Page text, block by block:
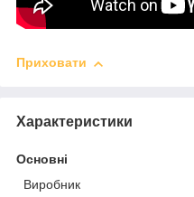
Приховати
Характеристики
Основні
Виробник